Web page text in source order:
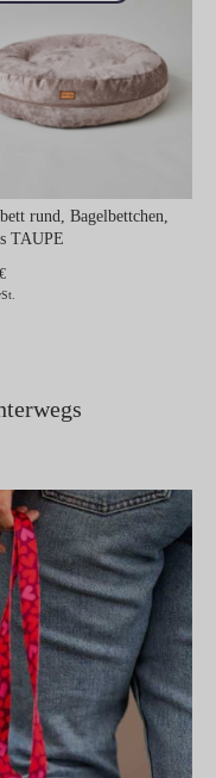
rund, Bagelbettchen,
TAUPE